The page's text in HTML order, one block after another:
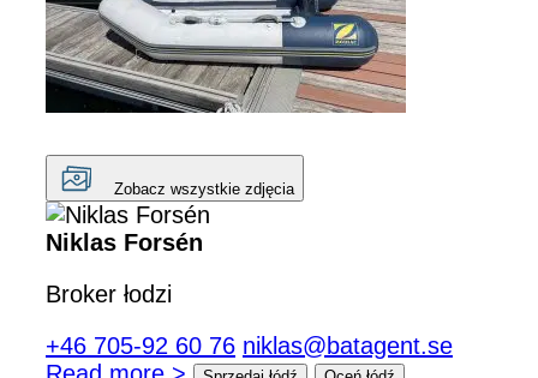
Zobacz wszystkie zdjęcia
Niklas Forsén
Broker łodzi
+46 705-92 60 76 niklas@batagent.se